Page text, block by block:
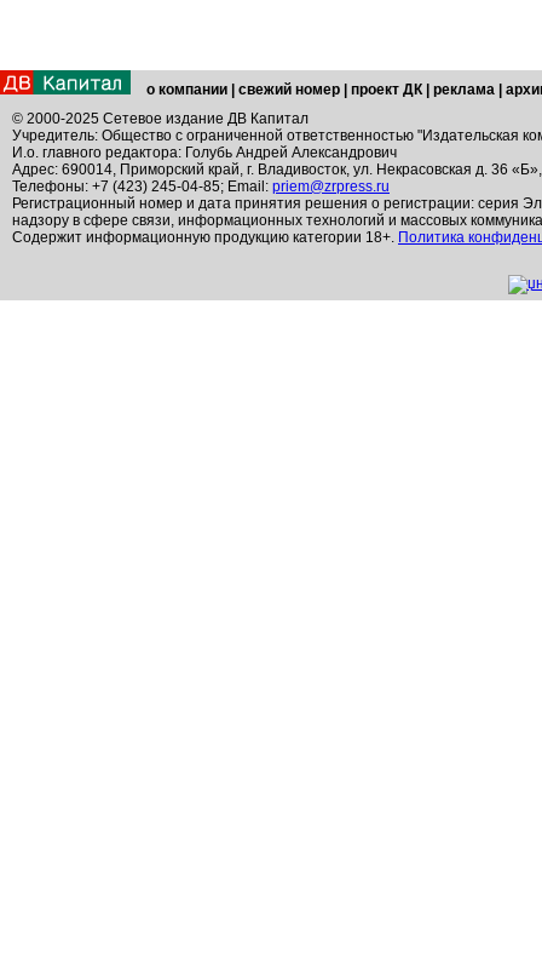
о компании свежий номер проект ДК реклама
© 2000-2025 Сетевое издание ДВ Капитал
Учредитель: Общество с ограниченной ответственностью "Издательская
И.о. главного редактора: Голубь Андрей Александрович
Адрес: 690014, Приморский край, г. Владивосток, ул. Некрасовская д. 36
Телефоны: +7 (423) 245-04-85; Email: priem@zrpress.ru
Регистрационный номер и дата принятия решения о регистрации: серия
надзору в сфере связи, информационных технологий и массовых
Содержит информационную продукцию категории 18+. Политика